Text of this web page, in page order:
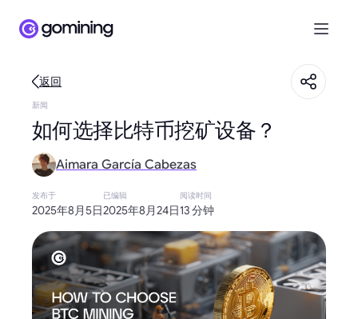
返回
新闻
如何选择比特币挖矿设备？
Aimara García Cabezas
发布于
2025年8月5日
已编辑
2025年8月24日
阅读时间
13 分钟